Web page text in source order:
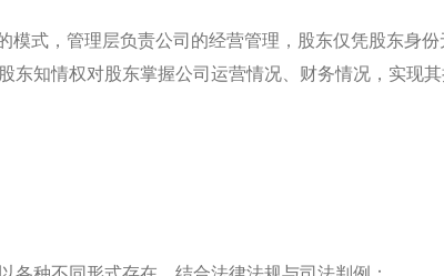
模式，管理层负责公司的经营管理，股东仅凭股东身
知情权对股东掌握公司运营情况、财务情况，实现